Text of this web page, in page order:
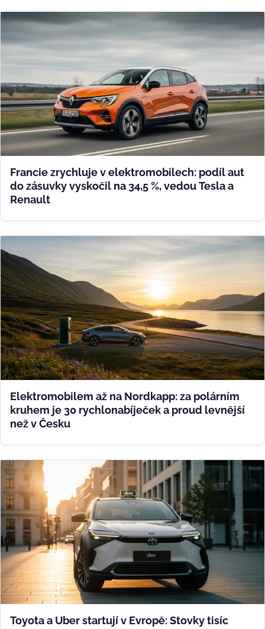
Francie zrychluje v elektromobilech: podíl aut
do zásuvky vyskočil na 34,5 %, vedou Tesla a
Renault
Elektromobilem až na Nordkapp: za polárním
kruhem je 30 rychlonabíječek a proud levnější
než v Česku
Toyota a Uber startují v Evropě: Stovky tisíc